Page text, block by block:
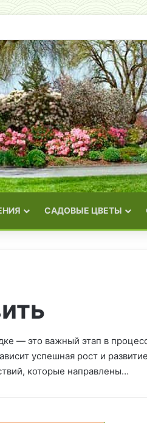
САДОВЫЕ ЦВЕТЫ
— это важный этап в
успешная рост и
которые направлены…